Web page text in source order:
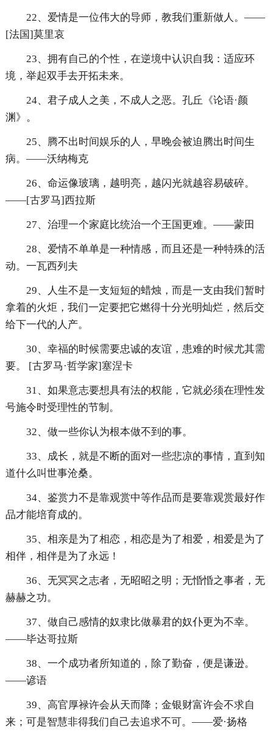
22、爱情是一位伟大的导师，教我们重新做人。——
[法国]莫里哀
23、拥有自己的个性，在逆境中认识自我：适应环
境，举起双手去开拓未来。
24、君子成人之美，不成人之恶。孔丘《论语·颜
渊》。
25、腾不出时间娱乐的人，早晚会被迫腾出时间生
病。——沃纳梅克
26、命运像玻璃，越明亮，越闪光就越容易破碎。
——[古罗马]西拉斯
27、治理一个家庭比统治一个王国更难。——蒙田
28、爱情不单单是一种情感，而且还是一种特殊的活
动。一瓦西列夫
29、人生不是一支短短的蜡烛，而是一支由我们暂时
拿着的火炬，我们一定要把它燃得十分光明灿烂，然后交
给下一代的人产。
30、幸福的时候需要忠诚的友谊，患难的时候尤其需
要。 [古罗马·哲学家]塞涅卡
31、如果意志要想具有法的权能，它就必须在理性发
号施令时受理性的节制。
32、做一些你认为根本做不到的事。
33、成长，就是不断的面对一些悲凉的事情，直到知
道什么叫世事沧桑。
34、鉴赏力不是靠观赏中等作品而是要靠观赏最好作
品才能培育成的。
35、相亲是为了相恋，相恋是为了相爱，相爱是为了
相伴，相伴是为了永远！
36、无冥冥之志者，无昭昭之明；无惛惛之事者，无
赫赫之功。
37、做自己感情的奴隶比做暴君的奴仆更为不幸。
——毕达哥拉斯
38、一个成功者所知道的，除了勤奋，便是谦逊。
——谚语
39、高官厚禄许会从天而降；金银财富许会不求自
来；可是智慧非得我们自己去追求不可。——爱·扬格